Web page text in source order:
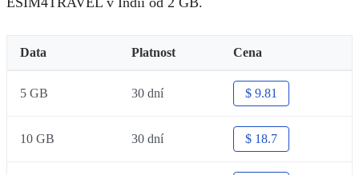
Data Platnost Cena
5 GB 30 dní $ 9.81
10 GB 30 dní $ 18.7